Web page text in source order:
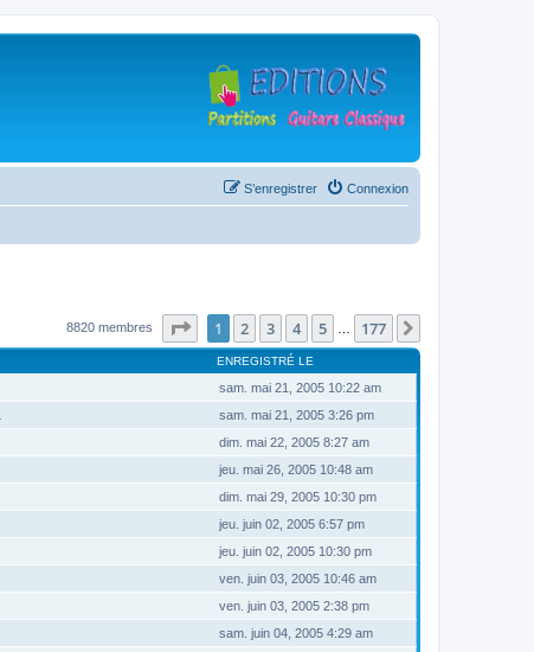
Connexion
S’enregistrer
8820 membres Page sur177
1 2 3 4 5 177
ENREGISTRÉ LE
sam. mai 21, 2005 10:22 am
sam. mai 21, 2005 3:26 pm
dim. mai 22, 2005 8:27 am
jeu. mai 26, 2005 10:48 am
dim. mai 29, 2005 10:30 pm
jeu. juin 02, 2005 6:57 pm
jeu. juin 02, 2005 10:30 pm
ven. juin 03, 2005 10:46 am
ven. juin 03, 2005 2:38 pm
sam. juin 04, 2005 4:29 am